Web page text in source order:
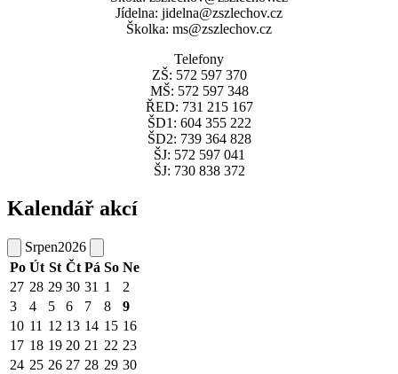
Jídelna: jidelna@zszlechov.cz
Školka: ms@zszlechov.cz
Telefony
ZŠ: 572 597 370
MŠ: 572 597 348
ŘED: 731 215 167
ŠD1: 604 355 222
ŠD2: 739 364 828
ŠJ: 572 597 041
ŠJ: 730 838 372
Kalendář akcí
Srpen2026
Po Út St Čt Pá So Ne
27 28 29 30 31 1
2
3
4 5 6 7 8
9
10 11 12 13 14 15 16
17 18 19 20 21 22 23
24 25 26 27 28 29 30